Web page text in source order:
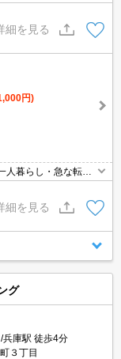
ループ管理のため諸
でレンタル・初期
対応可能ですが土日
。初期費用クレジ
細を見る
円)
暮らし・急な転勤
件相談可能となって
クレジット支払可
予約ください。オン
題ありません♪
細を見る
グ
兵庫駅 徒歩4分
３丁目